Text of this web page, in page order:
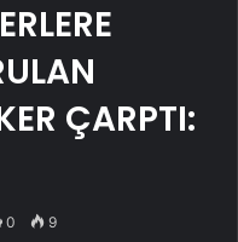
ÇARPTI:
0 9